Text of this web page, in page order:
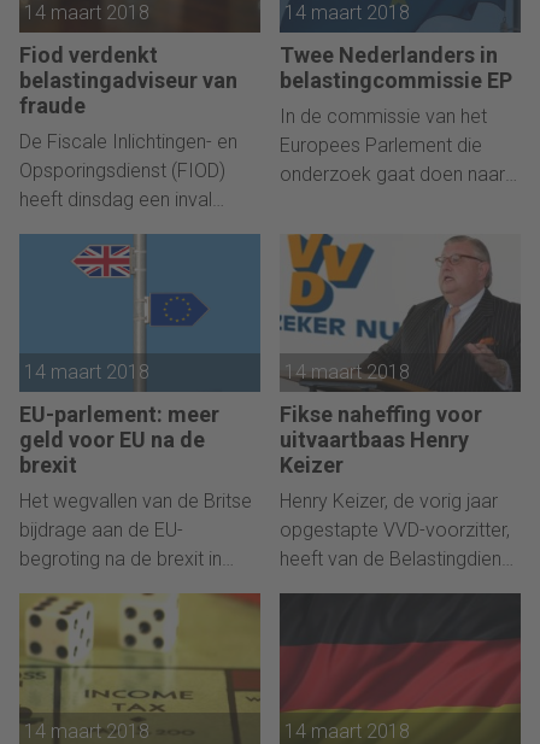
14 maart 2018
Fiod verdenkt
belastingadviseur van
fraude
De Fiscale Inlichtingen- en
Opsporingsdienst (FIOD)
heeft dinsdag een inval
gedaan in twee panden van
een belastingadviseur die
belastingfraude te hebben
14 maart 2018
Twee Nederlanders in
belastingcommissie EP
In de commissie van het
Europees Parlement die
onderzoek gaat doen naar
belastingontduiking en -
ontwijking, zitten twee
Nederlanders.
14 maart 2018
EU-parlement: meer
geld voor EU na de
brexit
Het wegvallen van de Britse
bijdrage aan de EU-
begroting na de brexit in
2019 mag geen excuus zijn
om te snoeien in de
uitgaven van de EU.
14 maart 2018
Fikse naheffing voor
uitvaartbaas Henry
Keizer
Henry Keizer, de vorig jaar
opgestapte VVD-voorzitter,
heeft van de Belastingdienst
een naheffing gekregen van
14 maart 2018 14 maart 2018